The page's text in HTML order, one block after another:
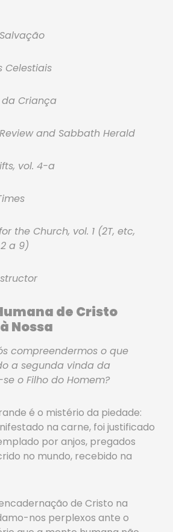
Salvação
Celestiais
Criança
and Sabbath Herald
vol. 4-a
the Church, vol. 1 (2T, etc,
a 9)
Instructor
de Cristo
Nossa
compreendermos o que
a segunda vinda da
o Filho do Homem?
é o mistério da piedade:
na carne, foi justificado
por anjos, pregados
no mundo, recebido na
de Cristo na
nos perplexos ante o